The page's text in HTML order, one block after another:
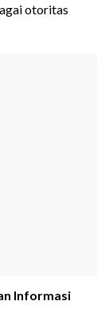
otoritas
Informasi